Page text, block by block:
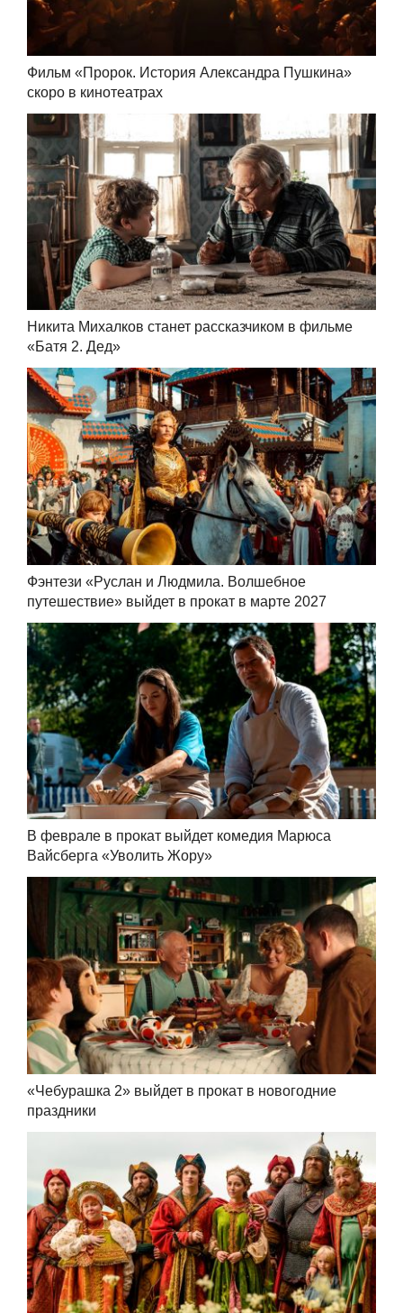
Фильм «Пророк. История Александра Пушкина»
скоро в кинотеатрах
Никита Михалков станет рассказчиком в фильме
«Батя 2. Дед»
Фэнтези «Руслан и Людмила. Волшебное
путешествие» выйдет в прокат в марте 2027
В феврале в прокат выйдет комедия Марюса
Вайсберга «Уволить Жору»
«Чебурашка 2» выйдет в прокат в новогодние
праздники